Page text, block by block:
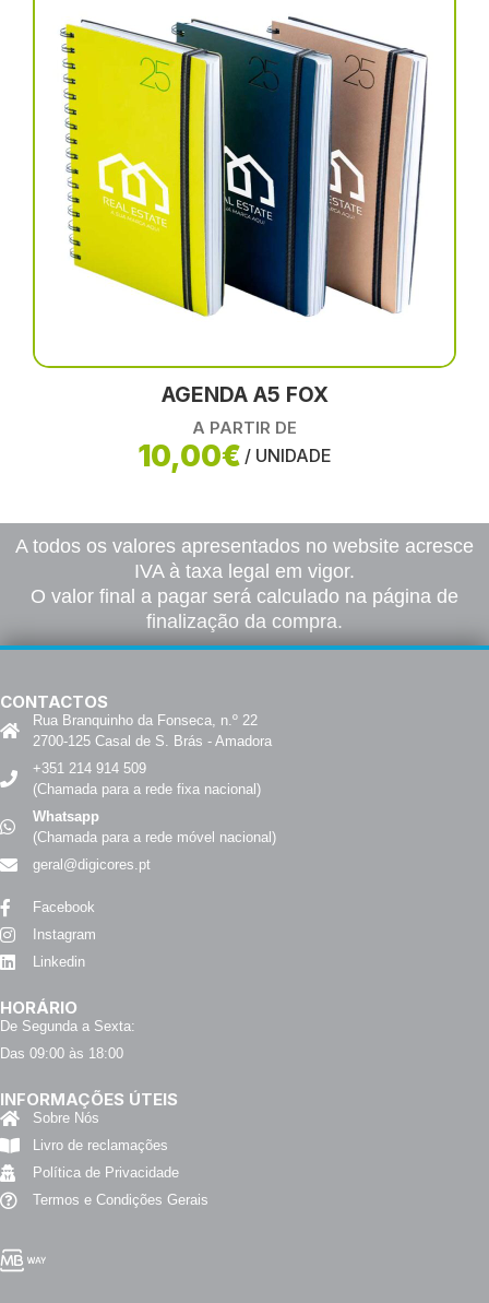
AGENDA A5 FOX
A PARTIR DE
10,00€ / UNIDADE
A todos os valores apresentados no website acresce
IVA à taxa legal em vigor.
O valor final a pagar será calculado na página de
finalização da compra.
CONTACTOS
Rua Branquinho da Fonseca, n.º 22
2700-125 Casal de S. Brás - Amadora
+351 214 914 509
(Chamada para a rede fixa nacional)
Whatsapp
(Chamada para a rede móvel nacional)
geral@digicores.pt
Facebook
Instagram
Linkedin
HORÁRIO
De Segunda a Sexta:
Das 09:00 às 18:00
INFORMAÇÕES ÚTEIS
Sobre Nós
Livro de reclamações
Política de Privacidade
Termos e Condições Gerais